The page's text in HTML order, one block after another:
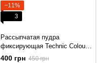
−11%
3
Рассыпчатая пудра
фиксирующая Technic Colour
Fix Loose Powder "Cafe Au
400 грн 450 грн